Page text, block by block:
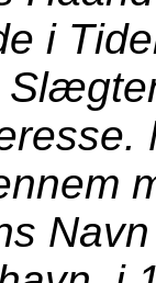
i